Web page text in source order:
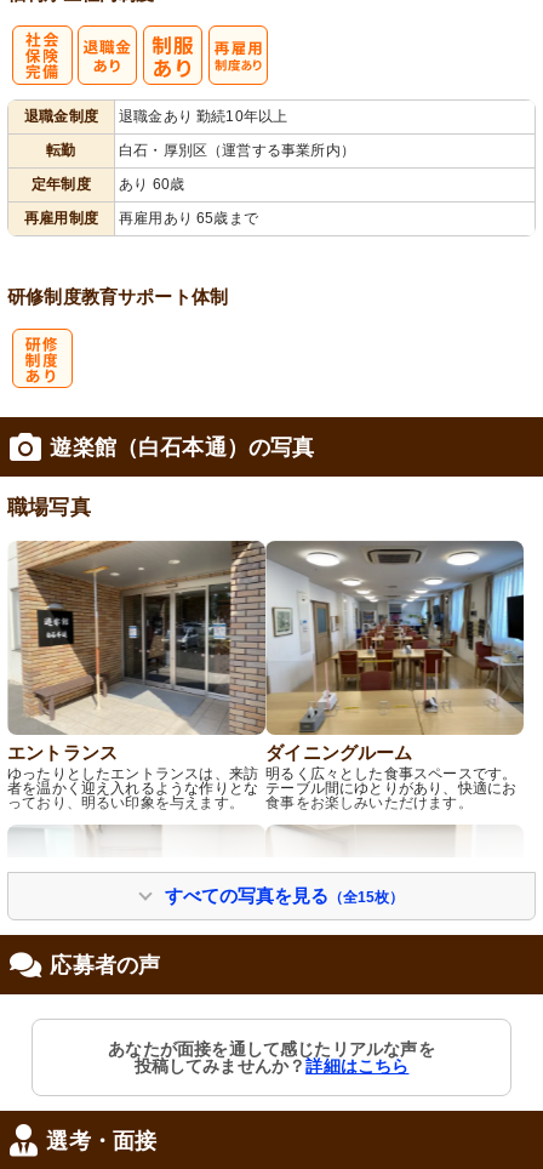
退職金制度
退職金あり 勤続10年以上
転勤
白石・厚別区（運営する事業所内）
定年制度
あり 60歳
再雇用制度
再雇用あり 65歳まで
研修制度教育サポート体制
遊楽館（白石本通）の写真
職場写真
エントランス
ゆったりとしたエントランスは、来訪
者を温かく迎え入れるような作りとな
っており、明るい印象を与えます。
ダイニングルーム
明るく広々とした食事スペースです。
テーブル間にゆとりがあり、快適にお
食事をお楽しみいただけます。
ゆとりある空間の居室で、シンプルな
家具と冷蔵庫が備えられ、落ち着いた
雰囲気です。
居室
ゆったりとしたデスクスペースが確保
された居室です。個人の趣味や必需品
を置いて、快適な時間を過ごせます。
すべての写真を見る （全15枚）
応募者の声
あなたが面接を通して感じたリアルな声を
投稿してみませんか？詳細はこちら
選考・面接